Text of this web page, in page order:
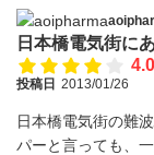
日本橋電気街に
投稿日 2013/01/26
日本橋電気街の難
パーと言っても、